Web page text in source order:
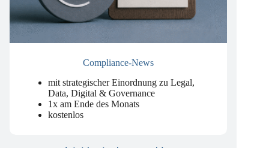
mit strategischer Einordnung zu Legal,
Data, Digital & Governance
1x am Ende des Monats